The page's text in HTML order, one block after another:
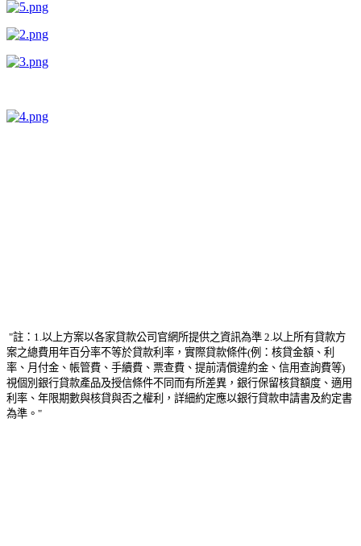
"註：1.以上方案以各家貸款公司官網所提供之資訊為準 2.以上所有貸款方
案之總費用年百分率不等於貸款利率，實際貸款條件(例：核貸金額、利
率、月付金、帳管費、手續費、票查費、提前清償違約金、信用查詢費等)
視個別銀行貸款產品及授信條件不同而有所差異，銀行保留核貸額度、適用
利率、年限期數與核貸與否之權利，詳細約定應以銀行貸款申請書及約定書
為準。"